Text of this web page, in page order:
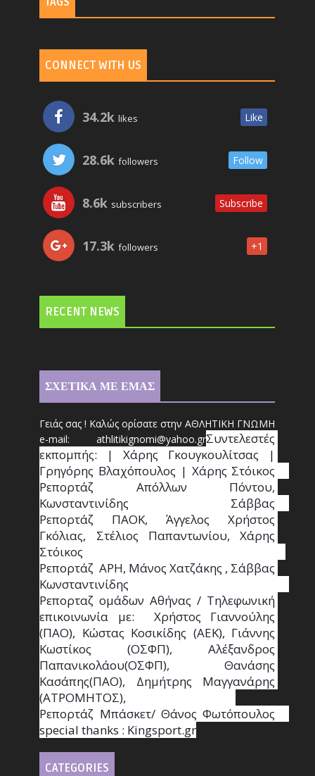
CONNECT WITH US
34.2k likes Like
28.6k followers Follow
8.6k subscribers Subscribe
17.3k followers +1
RECENT NEWS
ΣΧΕΤΙΚΑ ΜΕ ΕΜΑΣ
Γειάς σας ! Καλώς ορίσατε στην ΑΘΛΗΤΙΚΗ ΓΝΩΜΗ
e-mail: athlitikignomi@yahoo.grΣυντελεστές
εκπομπής: | Χάρης Γκουγκουλίτσας |
Γρηγόρης Βλαχόπουλος | Χάρης Στόικος
Ρεπορτάζ Απόλλων Πόντου,
Κωνσταντινίδης   Σάββας
Ρεπορτάζ ΠΑΟΚ, Άγγελος Χρήστος
Γκόλιας, Στέλιος Παπαντωνίου, Χάρης
Στόικος
Ρεπορτάζ  ΑΡΗ, Μάνος Χατζάκης , Σάββας
Κωνσταντινίδης
Ρεπορταζ ομάδων Αθήνας / Τηλεφωνική
επικοινωνία με:  Χρήστος Γιαννούλης
(ΠΑΟ), Κώστας Κοσικίδης (ΑΕΚ), Γιάννης
Κωστίκος (ΟΣΦΠ), Αλέξανδρος
Παπανικολάου(ΟΣΦΠ), Θανάσης
Κασάπης(ΠΑΟ), Δημήτρης Μαγγανάρης
(ΑΤΡΟΜΗΤΟΣ),
Ρεπορτάζ Μπάσκετ/ Θάνος Φωτόπουλος
special thanks : Κingsport.gr
CATEGORIES